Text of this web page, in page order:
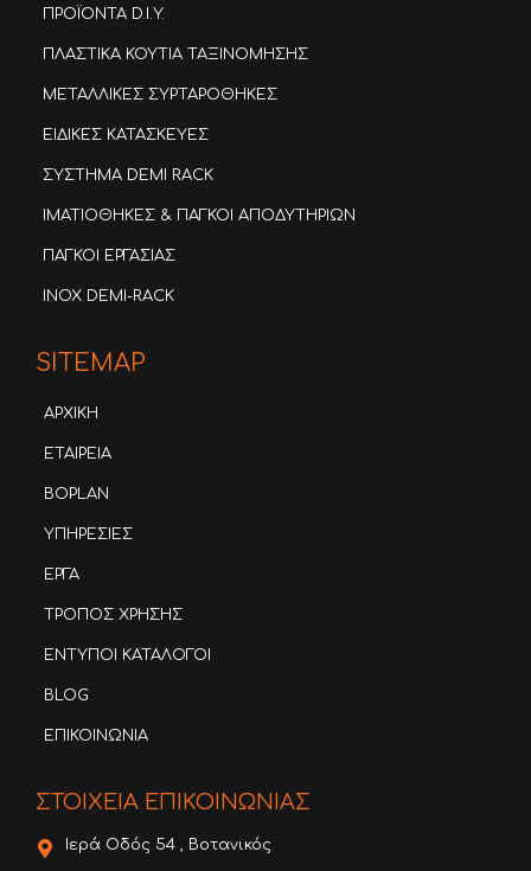
ΠΡΟΪΟΝΤΑ D.I.Y.
ΠΛΑΣΤΙΚΑ ΚΟΥΤΙΑ ΤΑΞΙΝΟΜΗΣΗΣ
ΜΕΤΑΛΛΙΚΕΣ ΣΥΡΤΑΡΟΘΗΚΕΣ
ΕΙΔΙΚΕΣ ΚΑΤΑΣΚΕΥΕΣ
ΣΥΣΤΗΜΑ DEMI RACK
ΙΜΑΤΙΟΘΗΚΕΣ & ΠΑΓΚΟΙ ΑΠΟΔΥΤΗΡΙΩΝ
ΠΑΓΚΟΙ ΕΡΓΑΣΙΑΣ
INOX DEMI-RACK
SITEMAP
ΑΡΧΙΚΗ
ΕΤΑΙΡΕΙΑ
BOPLAN
ΥΠΗΡΕΣΙΕΣ
ΕΡΓΑ
ΤΡΟΠΟΣ ΧΡΗΣΗΣ
ΕΝΤΥΠΟΙ ΚΑΤΑΛΟΓΟΙ
BLOG
ΕΠΙΚΟΙΝΩΝΙΑ
ΣΤΟΙΧΕΙΑ ΕΠΙΚΟΙΝΩΝΙΑΣ
Ιερά Οδός 54 , Βοτανικός